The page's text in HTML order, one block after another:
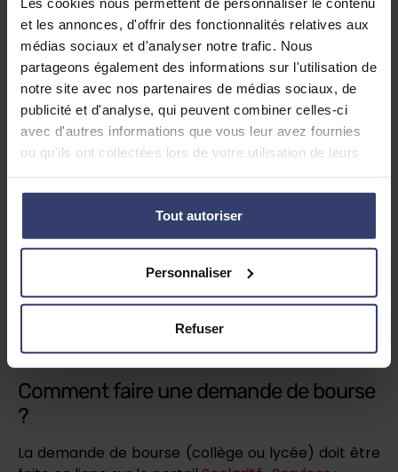
et les annonces, d'offrir des fonctionnalités relatives aux
médias sociaux et d'analyser notre trafic. Nous
partageons également des informations sur l'utilisation de
notre site avec nos partenaires de médias sociaux, de
publicité et d'analyse, qui peuvent combiner celles-ci
avec d'autres informations que vous leur avez fournies
ou qu'ils ont collectées lors de votre utilisation de leurs
Tout autoriser
Personnaliser
Refuser
France.
Quand déposer sa demande de bourse
?
Pour la rentrée 2026, les demandes de bourse sont
ouvertes :
contrat: entre le1ᵉʳ septembre et le 19
Pour les élèves inscrits auCNED: entre le1ᵉʳ
septembre et le 31 octobre 2026
Unsimulateur en ligne pour le collègeet un
simulateur en ligne pour le lycéevous permet de
vous assurer que vous y avez droit et d’estimer son
montant.
Comment faire une demande de bourse
?
La demande de bourse (collège ou lycée) doit être